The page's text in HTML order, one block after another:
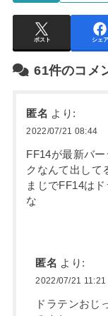
ポスト シェア
61件のコメ
匿名 より:
2022/07/21 08:44
FF14が最新バ
クなんて出して
まじでFF14は
な
匿名 より:
2022/07/21 11:21
ドラテンおじ